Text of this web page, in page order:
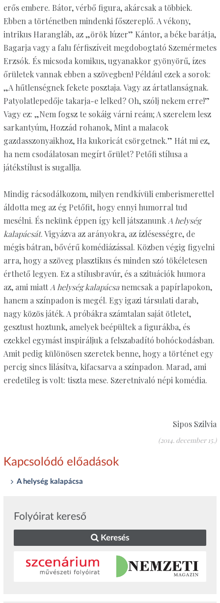
erős embere. Bátor, vérbő figura, akárcsak a többiek.
Ebben a történetben mindenki főszereplő. A vékony,
intrikus Harangláb, az „örök lúzer” Kántor, a béke barátja,
Bagarja vagy a falu férfiszíveit megdobogtató Szemérmetes
Erzsók. És micsoda komikus, ugyanakkor gyönyörű, ízes
őrületek vannak ebben a szövegben! Például ezek a sorok:
„A hűtlenségnek fekete posztaja. Vagy az ártatlanságnak.
Patyolatlepedője takarja-e lelked? Oh, szólj nekem erre!”
Vagy ez: „Nem fogsz te sokáig várni reám; A szerelem lesz
sarkantyúm, Hozzád rohanok, Mint a malacok
gazdasszonyaikhoz, Ha kukoricát csörgetnek.” Hát mi ez,
ha nem csodálatosan megírt őrület? Petőfi stílusa a
játékstílust is sugallja.
Mindig rácsodálkozom, milyen rendkívüli emberismerettel
áldotta meg az ég Petőfit, hogy ennyi humorral tud
mesélni. És nekünk éppen így kell játszanunkA helység
kalapácsát. Vigyázva az arányokra, az ízlésességre, de
mégis bátran, bővérű komédiázással. Közben végig figyelni
arra, hogy a szöveg plasztikus és minden szó tökéletesen
érthető legyen. Ez a stílusbravúr, és a szituációk humora
az, ami miattA helység kalapácsanemcsak a papírlapokon,
hanem a színpadon is megél. Egy igazi társulati darab,
nagy közös játék. A próbákra számtalan saját ötletet,
gesztust hoztunk, amelyek beépültek a figurákba, és
ezekkel egymást inspiráljuk a felszabadító bohóckodásban.
Amit pedig különösen szeretek benne, hogy a történet egy
percig sincs lilásítva, kifacsarva a színpadon. Marad, ami
eredetileg is volt: tiszta mese. Szeretnivaló népi komédia.
Sipos Szilvia
(2014. december 15.)
Kapcsolódó előadások
A helység kalapácsa
Folyóirat kereső
Keresés